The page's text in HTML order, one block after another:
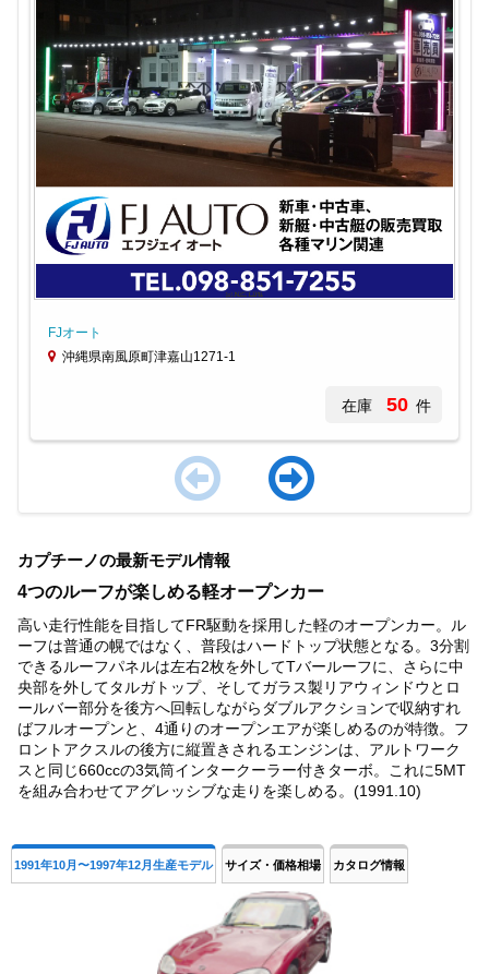
FJオート
沖縄県南風原町津嘉山1271-1
在庫 50 件
of
カプチーノの最新モデル情報
4つのルーフが楽しめる軽オープンカー
高い走行性能を目指してFR駆動を採用した軽のオープンカー。ル
ーフは普通の幌ではなく、普段はハードトップ状態となる。3分割
できるルーフパネルは左右2枚を外してTバールーフに、さらに中
央部を外してタルガトップ、そしてガラス製リアウィンドウとロ
ールバー部分を後方へ回転しながらダブルアクションで収納すれ
ばフルオープンと、4通りのオープンエアが楽しめるのが特徴。フ
ロントアクスルの後方に縦置きされるエンジンは、アルトワーク
スと同じ660ccの3気筒インタークーラー付きターボ。これに5MT
を組み合わせてアグレッシブな走りを楽しめる。(1991.10)
1991年10月〜1997年12月生産モデル サイズ・価格相場 カタログ情報